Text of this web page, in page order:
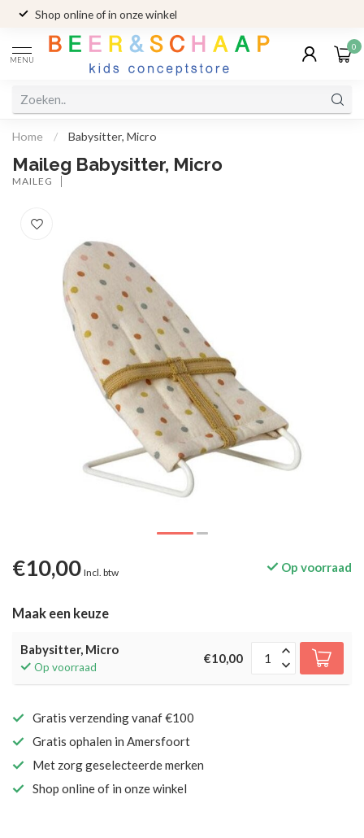
Shop online of in onze winkel
MENU
0
Home / Babysitter, Micro
Maileg Babysitter, Micro
MAILEG
€10,00 Incl. btw Op voorraad
Maak een keuze
Babysitter, Micro
Op voorraad
€10,00
Gratis verzending vanaf €100
Gratis ophalen in Amersfoort
Met zorg geselecteerde merken
Shop online of in onze winkel